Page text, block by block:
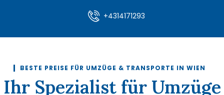
+4314171293
BESTE PREISE FÜR UMZÜGE & TRANSPORTE IN WIEN
Ihr Spezialist für Umzüge